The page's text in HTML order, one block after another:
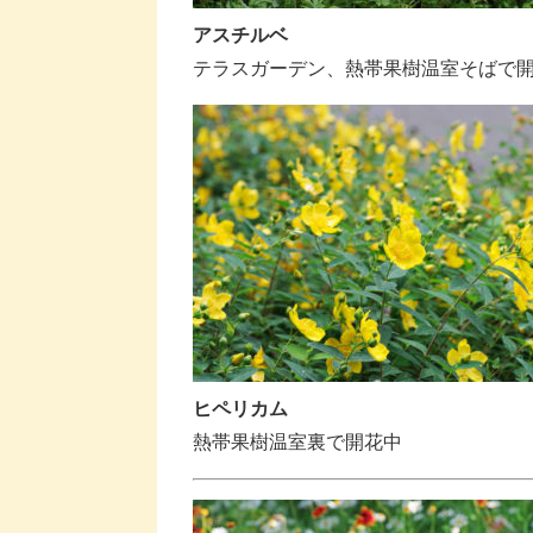
アスチルベ
テラスガーデン、熱帯果樹温室そばで
ヒペリカム
熱帯果樹温室裏で開花中